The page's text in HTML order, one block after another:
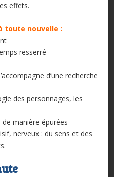
effets.
toute nouvelle :
resserré
d’une recherche
des personnages, les
manière épurées
nerveux : du sens et des